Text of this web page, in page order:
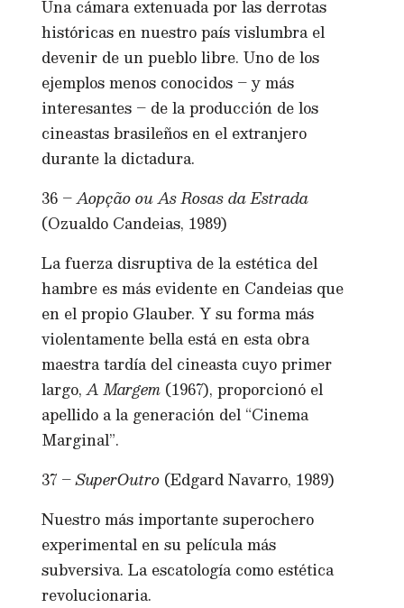
Una cámara extenuada por las derrotas
históricas en nuestro país vislumbra el
devenir de un pueblo libre. Uno de los
ejemplos menos conocidos – y más
interesantes – de la producción de los
cineastas brasileños en el extranjero
durante la dictadura.
36 –Aopção ou As Rosas da Estrada
(Ozualdo Candeias, 1989)
La fuerza disruptiva de la estética del
hambre es más evidente en Candeias que
en el propio Glauber. Y su forma más
violentamente bella está en esta obra
maestra tardía del cineasta cuyo primer
largo,A Margem (1967), proporcionó el
apellido a la generación del “Cinema
Marginal”.
37 –SuperOutro (Edgard Navarro, 1989)
Nuestro más importante superochero
experimental en su película más
subversiva. La escatología como estética
revolucionaria.